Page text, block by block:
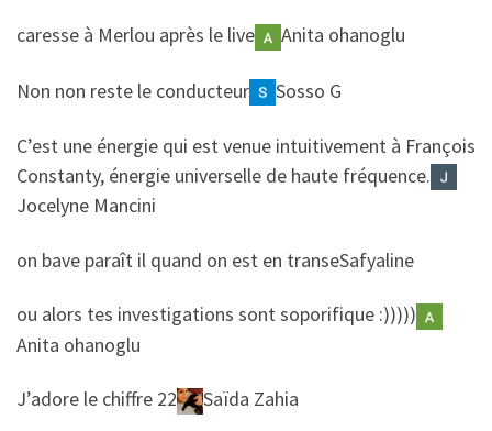
​​caresse à Merlou après le live Anita ohanoglu
​​Non non reste le conducteur Sosso G
​​C’est une énergie qui est venue intuitivement à François
Constanty, énergie universelle de haute fréquence.
Jocelyne Mancini
​​on bave paraît il quand on est en transeSafyaline
​​ou alors tes investigations sont soporifique :)))))
Anita ohanoglu
​​J’adore le chiffre 22 Saïda Zahia